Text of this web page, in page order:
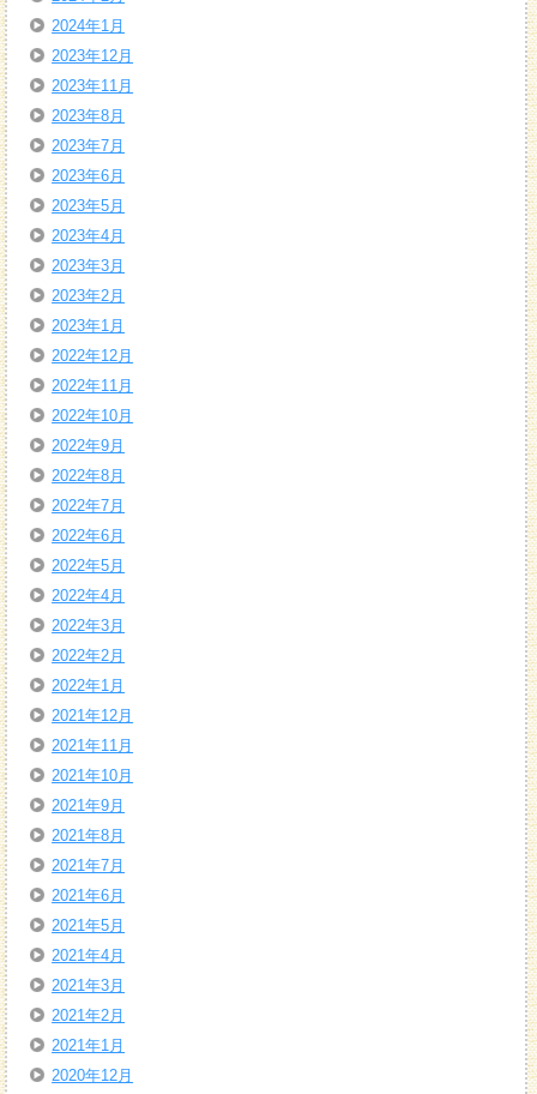
2024年1月
2023年12月
2023年11月
2023年8月
2023年7月
2023年6月
2023年5月
2023年4月
2023年3月
2023年2月
2023年1月
2022年12月
2022年11月
2022年10月
2022年9月
2022年8月
2022年7月
2022年6月
2022年5月
2022年4月
2022年3月
2022年2月
2022年1月
2021年12月
2021年11月
2021年10月
2021年9月
2021年8月
2021年7月
2021年6月
2021年5月
2021年4月
2021年3月
2021年2月
2021年1月
2020年12月